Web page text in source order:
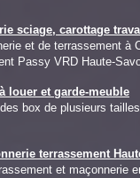
sciage, carottage
et de terrassement
Passy VRD Haute-
louer et garde-meuble
box de plusieurs
terrassement
et maçonnerie